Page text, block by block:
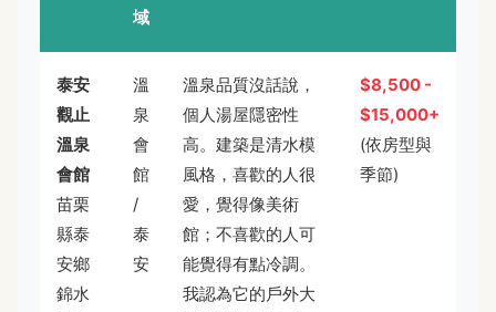
域
泰安
觀止
溫泉
會館
苗栗
縣泰
安鄉
錦水
溫
泉
會
館
/
泰
安
溫泉品質沒話說，
個人湯屋隱密性
高。建築是清水模
風格，喜歡的人很
愛，覺得像美術
館；不喜歡的人可
能覺得有點冷調。
我認為它的戶外大
$8,500 -
$15,000+
(依房型與
季節)